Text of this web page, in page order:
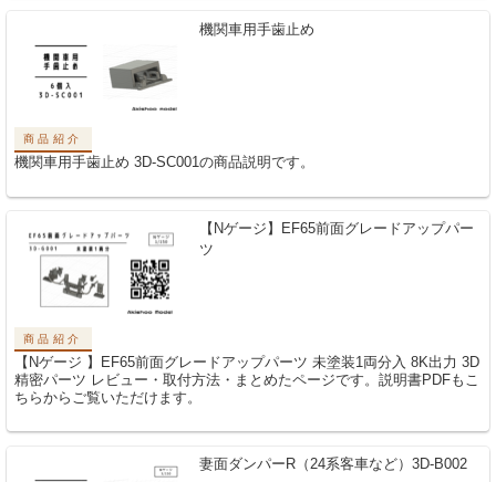
商品紹介
機関車用手歯止め
機関車用手歯止め 3D-SC001の商品説明です。
商品紹介
【Nゲージ】EF65前面グレードアップパー
ツ
【Nゲージ 】EF65前面グレードアップパーツ 未塗装1両分入 8K出力 3D
精密パーツ レビュー・取付方法・まとめたページです。説明書PDFもこ
ちらからご覧いただけます。
妻面ダンパーR（24系客車など）3D-B002